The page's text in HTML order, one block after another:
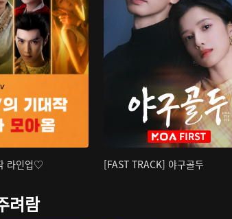
라인업♡ [FAST TRACK] 야구골두
려람